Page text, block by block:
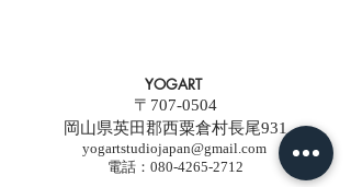
YOGART
〒707-0504
岡山県英田郡西粟倉村長尾931
yogartstudiojapan@gmail.com
電話：080-4265-2712